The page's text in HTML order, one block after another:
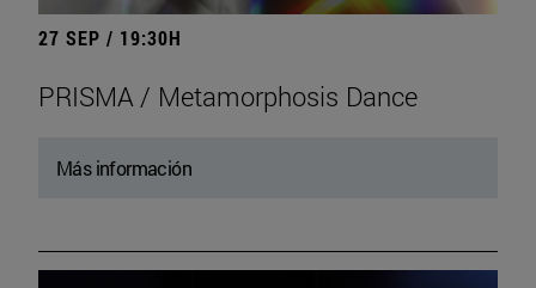
27 SEP / 19:30H
PRISMA / Metamorphosis Dance
Más información